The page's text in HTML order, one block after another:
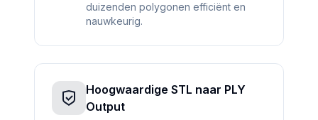
duizenden polygonen efficiënt en
nauwkeurig.
Hoogwaardige STL naar PLY
Output